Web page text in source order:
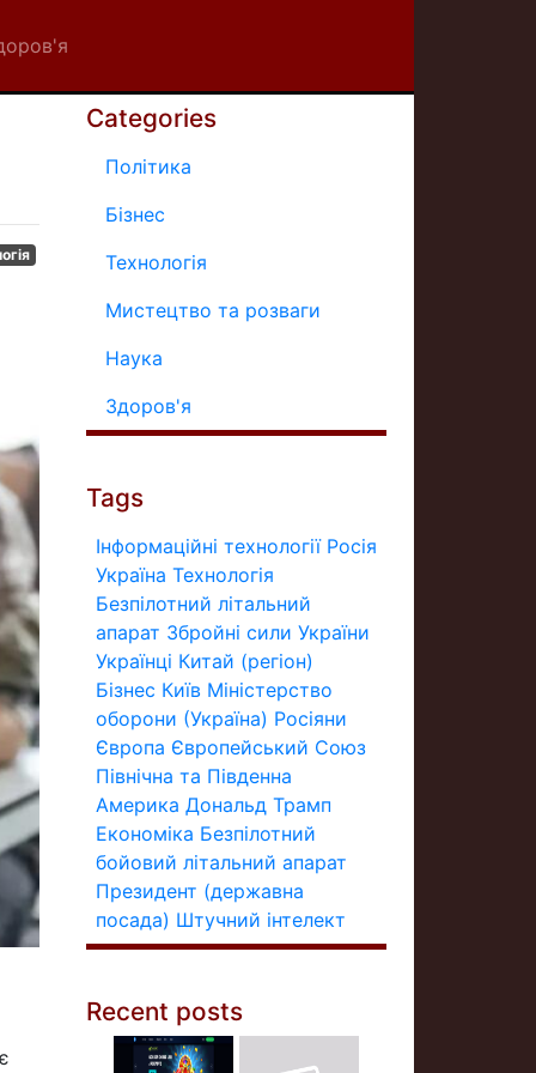
Categories
Політика
Бізнес
Технологія
Мистецтво та розваги
Наука
Здоров'я
Tags
Інформаційні технології Росія
Україна Технологія
Безпілотний літальний
апарат Збройні сили України
Українці Китай (регіон)
Бізнес Київ Міністерство
оборони (Україна) Росіяни
Європа Європейський Союз
Північна та Південна
Америка Дональд Трамп
Економіка Безпілотний
бойовий літальний апарат
Президент (державна
посада) Штучний інтелект
Recent posts